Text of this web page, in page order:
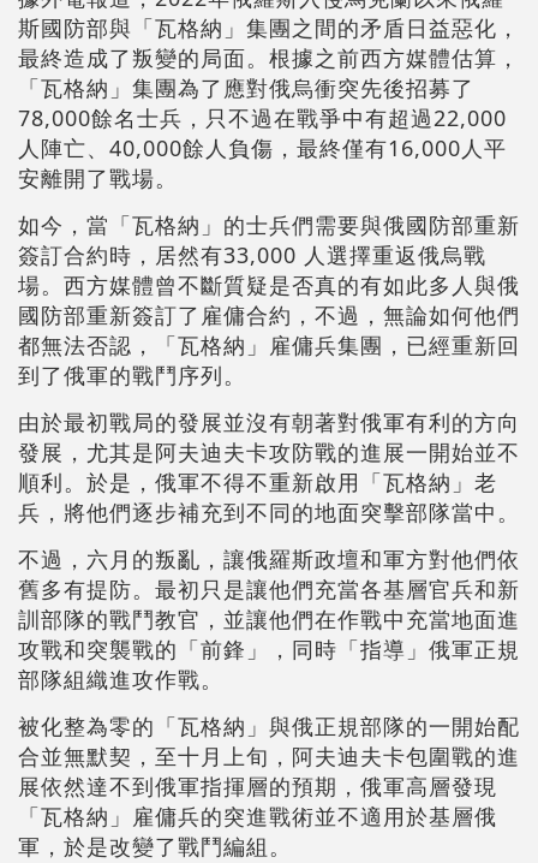
斯國防部與「瓦格納」集團之間的矛盾日益惡化，
最終造成了叛變的局面。根據之前西方媒體估算，
「瓦格納」集團為了應對俄烏衝突先後招募了
78,000餘名士兵，只不過在戰爭中有超過22,000
人陣亡、40,000餘人負傷，最終僅有16,000人平
安離開了戰場。
如今，當「瓦格納」的士兵們需要與俄國防部重新
簽訂合約時，居然有33,000 人選擇重返俄烏戰
場。西方媒體曾不斷質疑是否真的有如此多人與俄
國防部重新簽訂了雇傭合約，不過，無論如何他們
都無法否認，「瓦格納」雇傭兵集團，已經重新回
到了俄軍的戰鬥序列。
由於最初戰局的發展並沒有朝著對俄軍有利的方向
發展，尤其是阿夫迪夫卡攻防戰的進展一開始並不
順利。於是，俄軍不得不重新啟用「瓦格納」老
兵，將他們逐步補充到不同的地面突擊部隊當中。
不過，六月的叛亂，讓俄羅斯政壇和軍方對他們依
舊多有提防。最初只是讓他們充當各基層官兵和新
訓部隊的戰鬥教官，並讓他們在作戰中充當地面進
攻戰和突襲戰的「前鋒」，同時「指導」俄軍正規
部隊組織進攻作戰。
被化整為零的「瓦格納」與俄正規部隊的一開始配
合並無默契，至十月上旬，阿夫迪夫卡包圍戰的進
展依然達不到俄軍指揮層的預期，俄軍高層發現
「瓦格納」雇傭兵的突進戰術並不適用於基層俄
軍，於是改變了戰鬥編組。